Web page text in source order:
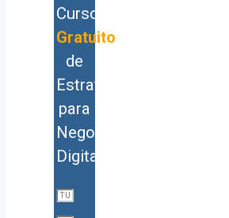
Curso
Gratuito
de
Estrategia
para
Negocios
Digitales